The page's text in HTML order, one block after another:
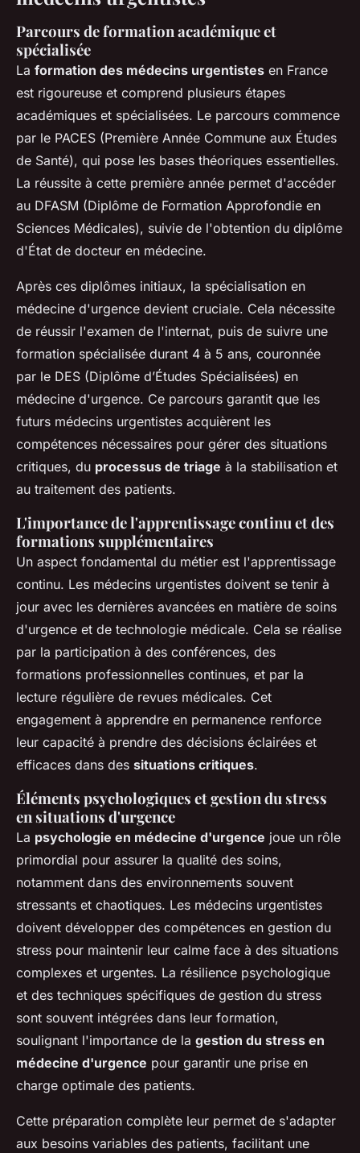
Parcours de formation académique et
spécialisée
La formation des médecins urgentistes en France
est rigoureuse et comprend plusieurs étapes
académiques et spécialisées. Le parcours commence
par le PACES (Première Année Commune aux Études
de Santé), qui pose les bases théoriques essentielles.
La réussite à cette première année permet d'accéder
au DFASM (Diplôme de Formation Approfondie en
Sciences Médicales), suivie de l'obtention du diplôme
d'État de docteur en médecine.
Après ces diplômes initiaux, la spécialisation en
médecine d'urgence devient cruciale. Cela nécessite
de réussir l'examen de l'internat, puis de suivre une
formation spécialisée durant 4 à 5 ans, couronnée
par le DES (Diplôme d’Études Spécialisées) en
médecine d'urgence. Ce parcours garantit que les
futurs médecins urgentistes acquièrent les
compétences nécessaires pour gérer des situations
critiques, du processus de triage à la stabilisation et
au traitement des patients.
L'importance de l'apprentissage continu et des
formations supplémentaires
Un aspect fondamental du métier est l'apprentissage
continu. Les médecins urgentistes doivent se tenir à
jour avec les dernières avancées en matière de soins
d'urgence et de technologie médicale. Cela se réalise
par la participation à des conférences, des
formations professionnelles continues, et par la
lecture régulière de revues médicales. Cet
engagement à apprendre en permanence renforce
leur capacité à prendre des décisions éclairées et
efficaces dans des situations critiques.
Éléments psychologiques et gestion du stress
en situations d'urgence
La psychologie en médecine d'urgence joue un rôle
primordial pour assurer la qualité des soins,
notamment dans des environnements souvent
stressants et chaotiques. Les médecins urgentistes
doivent développer des compétences en gestion du
stress pour maintenir leur calme face à des situations
complexes et urgentes. La résilience psychologique
et des techniques spécifiques de gestion du stress
sont souvent intégrées dans leur formation,
soulignant l'importance de la gestion du stress en
médecine d'urgence pour garantir une prise en
charge optimale des patients.
Cette préparation complète leur permet de s'adapter
aux besoins variables des patients, facilitant une